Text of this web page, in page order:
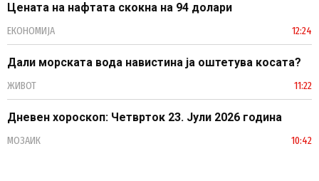
Цената на нафтата скокна на 94 долари
ЕКОНОМИЈА 12:24
Дали морската вода навистина ја оштетува косата?
ЖИВОТ 11:22
Дневен хороскоп: Четврток 23. Јули 2026 година
МОЗАИК 10:42